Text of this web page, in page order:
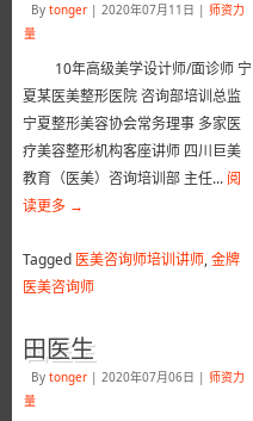
By tonger | 2020年07月11日 | 师资力
量
10年高级美学设计师/面诊师 宁
夏某医美整形医院 咨询部培训总监
宁夏整形美容协会常务理事 多家医
疗美容整形机构客座讲师 四川巨美
教育（医美）咨询培训部 主任... 阅
读更多 →
Tagged 医美咨询师培训讲师,金牌
医美咨询师
田医生
By tonger | 2020年07月06日 | 师资力
量